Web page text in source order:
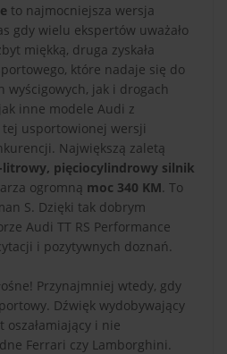
to najmocniejsza wersja
gdy wielu ekspertów uważało
miękką, druga zyskała
które nadaje się do
wyścigowych, jak i drogach
inne modele Audi z
tej usportowionej wersji
Największą zaletą
litrowy, pięciocylindrowy silnik
ogromną moc 340 KM. To
S. Dzięki tak dobrym
Audi TT RS Performance
i pozytywnych doznań.
Przynajmniej wtedy, gdy
Dźwięk wydobywający
oszałamiający i nie
Ferrari czy Lamborghini.